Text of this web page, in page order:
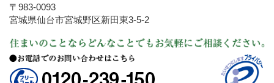
〒983-0093
宮城県仙台市宮城野区新田東3-5-2